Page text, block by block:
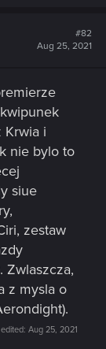
#82
Aug 25, 2021
Krwia i
nie bylo to
siue
zestaw
Zwlaszcza,
z mysla o
Aug 25, 2021